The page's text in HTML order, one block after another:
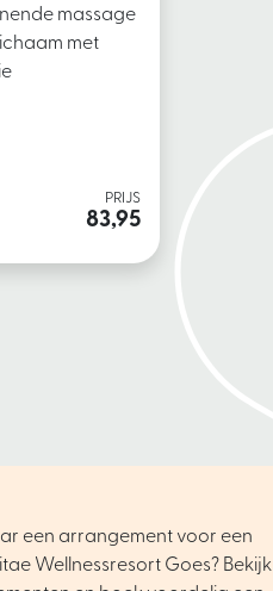
massage
met
PRIJS
83,95
een arrangement voor een
Wellnessresort Goes? Bekijk